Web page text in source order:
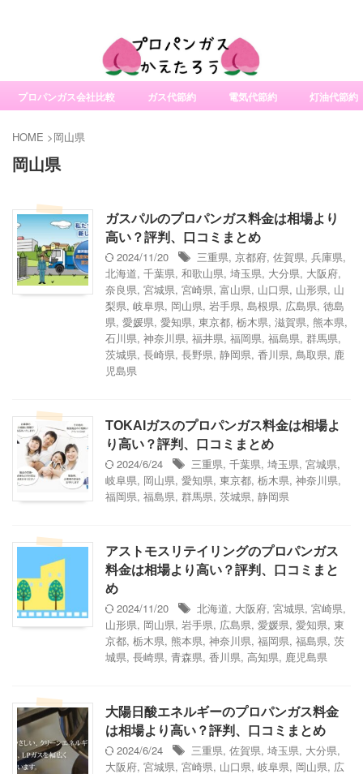
プロパンガス会社比較 ガス代節約 電気代節約 灯油代節約
HOME >岡山県
岡山県
ガスパルのプロパンガス料金は相場より
高い？評判、口コミまとめ
2024/11/20 三重県, 京都府, 佐賀県, 兵庫県,
北海道, 千葉県, 和歌山県, 埼玉県, 大分県, 大阪府,
奈良県, 宮城県, 宮崎県, 富山県, 山口県, 山形県, 山
梨県, 岐阜県, 岡山県, 岩手県, 島根県, 広島県, 徳島
県, 愛媛県, 愛知県, 東京都, 栃木県, 滋賀県, 熊本県,
石川県, 神奈川県, 福井県, 福岡県, 福島県, 群馬県,
茨城県, 長崎県, 長野県, 静岡県, 香川県, 鳥取県, 鹿
児島県
TOKAIガスのプロパンガス料金は相場よ
り高い？評判、口コミまとめ
2024/6/24 三重県, 千葉県, 埼玉県, 宮城県,
岐阜県, 岡山県, 愛知県, 東京都, 栃木県, 神奈川県,
福岡県, 福島県, 群馬県, 茨城県, 静岡県
アストモスリテイリングのプロパンガス
料金は相場より高い？評判、口コミまと
め
2024/11/20 北海道, 大阪府, 宮城県, 宮崎県,
山形県, 岡山県, 岩手県, 広島県, 愛媛県, 愛知県, 東
京都, 栃木県, 熊本県, 神奈川県, 福岡県, 福島県, 茨
城県, 長崎県, 青森県, 香川県, 高知県, 鹿児島県
大陽日酸エネルギーのプロパンガス料金
は相場より高い？評判、口コミまとめ
2024/6/24 三重県, 佐賀県, 埼玉県, 大分県,
大阪府, 宮城県, 宮崎県, 山口県, 岐阜県, 岡山県, 広